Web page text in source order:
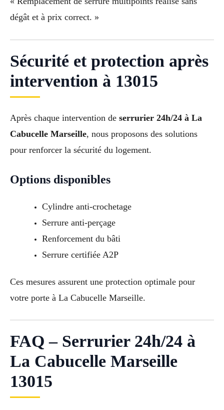
dégât et à prix correct. »
Sécurité et protection après
intervention à 13015
Après chaque intervention de serrurier 24h/24 à La
Cabucelle Marseille, nous proposons des solutions
pour renforcer la sécurité du logement.
Options disponibles
Cylindre anti-crochetage
Serrure anti-perçage
Renforcement du bâti
Serrure certifiée A2P
Ces mesures assurent une protection optimale pour
votre porte à La Cabucelle Marseille.
FAQ – Serrurier 24h/24 à
La Cabucelle Marseille
13015